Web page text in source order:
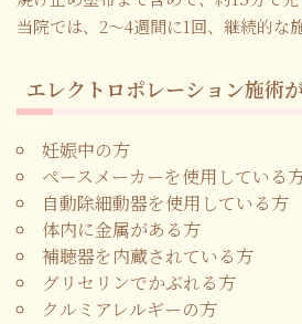
当院では、2〜4週間に1回、継続的な
エレクトロポレーション施術
妊娠中の方
ペースメーカーを使用している
自動除細動器を使用している方
体内に金属がある方
補聴器を内蔵されている方
グリセリンでかぶれる方
クルミアレルギーの方